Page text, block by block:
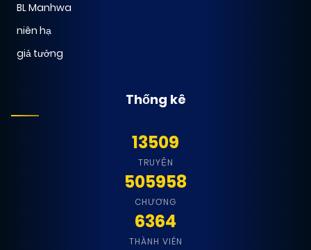
BL Manhwa
niên hạ
giả tưởng
Thống kê
13509
TRUYỆN
505958
CHƯƠNG
6364
THÀNH VIÊN